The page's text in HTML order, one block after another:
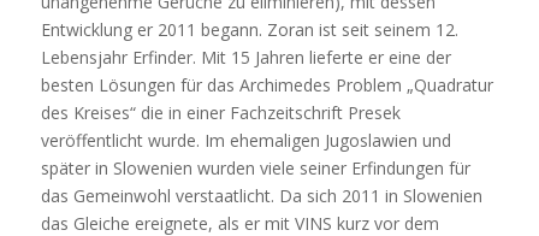
Entwicklung er 2011 begann. Zoran ist seit seinem 12.
Lebensjahr Erfinder. Mit 15 Jahren lieferte er eine der
besten Lösungen für das Archimedes Problem „Quadratur
des Kreises“ die in einer Fachzeitschrift Presek
veröffentlicht wurde. Im ehemaligen Jugoslawien und
später in Slowenien wurden viele seiner Erfindungen für
das Gemeinwohl verstaatlicht. Da sich 2011 in Slowenien
das Gleiche ereignete, als er mit VINS kurz vor dem